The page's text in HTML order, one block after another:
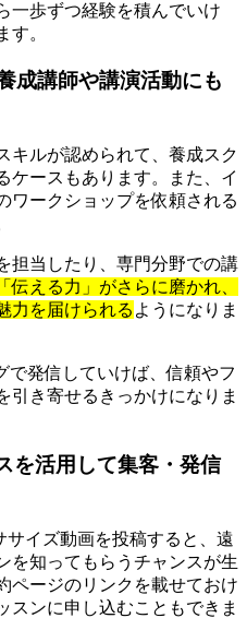
一歩ずつ経験を積んでいけ
す。
成講師や講演活動にも
キルが認められて、養成スク
ケースもあります。また、イ
ワークショップを依頼される
担当したり、専門分野での講
「伝える力」がさらに磨かれ、
力を届けられる ようになりま
で発信していけば、信頼やフ
引き寄せるきっかけになりま
を活用して集客・発信
サイズ動画を投稿すると、遠
を知ってもらうチャンスが生
ページのリンクを載せておけ
スンに申し込むこともできま